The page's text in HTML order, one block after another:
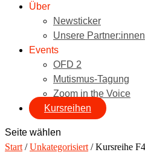
Über
Newsticker
Unsere Partner:innen
Events
OFD 2
Mutismus-Tagung
Zoom in the Voice
Kursreihen
Seite wählen
Start /Unkategorisiert / Kursreihe